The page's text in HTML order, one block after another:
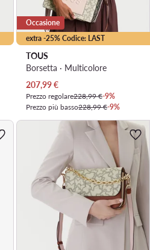
extra -25% Codice: LAST
Occasione
TOUS
Borsetta · Multicolore
Prezzo attuale
207,99€
Prezzo regolare228,99 €-9%
Prezzo più basso228,99 €-9%